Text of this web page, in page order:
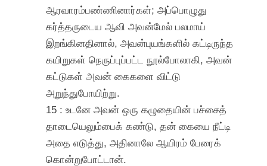
ஆரவாரம்பண்ணினார்கள்; அப்பொழுது
கர்த்தருடைய ஆவி அவன்மேல் பலமாய்
இறங்கினதினால், அவன்புயங்களில் கட்டிருந்த
கயிறுகள் நெருப்புப்பட்ட நூல்போலாகி, அவன்
கட்டுகள் அவன் கைகளை விட்டு
அறுந்துபோயிற்று.
15 : உடனே அவன் ஒரு கழுதையின் பச்சைத்
தாடையெலும்பைக் கண்டு, தன் கையை நீட்டி
அதை எடுத்து, அதினாலே ஆயிரம் பேரைக்
கொன்றுபோட்டான்.